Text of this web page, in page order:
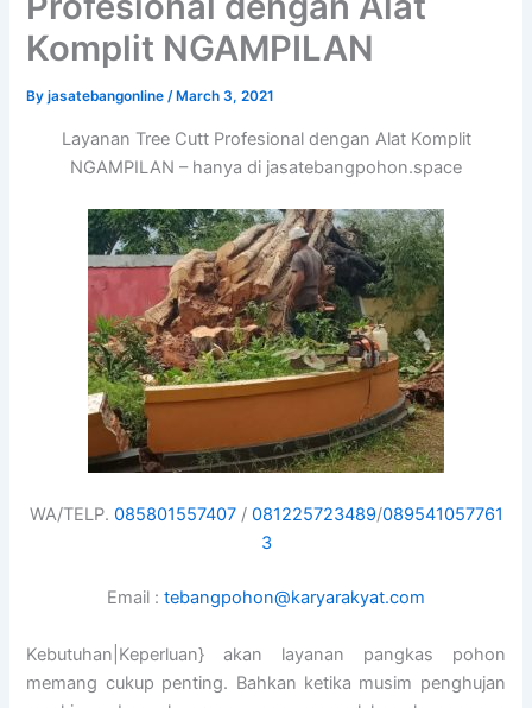
Komplit NGAMPILAN
Byjasatebangonline/ March 3, 2021
Layanan Tree Cutt Profesional dengan Alat Komplit
NGAMPILAN – hanya di jasatebangpohon.space
WA/TELP. 085801557407/ 081225723489/089541057761
3
Email : tebangpohon@karyarakyat.com
Kebutuhan|Keperluan} akan layanan pangkas pohon
memang cukup penting. Bahkan ketika musim penghujan